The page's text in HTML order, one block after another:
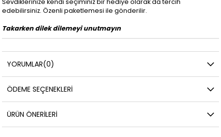
Sevdiklerinize kendi seçiminiz bir hediye olarak da tercih
edebilirsiniz. Özenli paketlemesi ile gönderilir.
Takarken dilek dilemeyi unutmayın
YORUMLAR(0)
ÖDEME SEÇENEKLERI
ÜRÜN ÖNERILERI